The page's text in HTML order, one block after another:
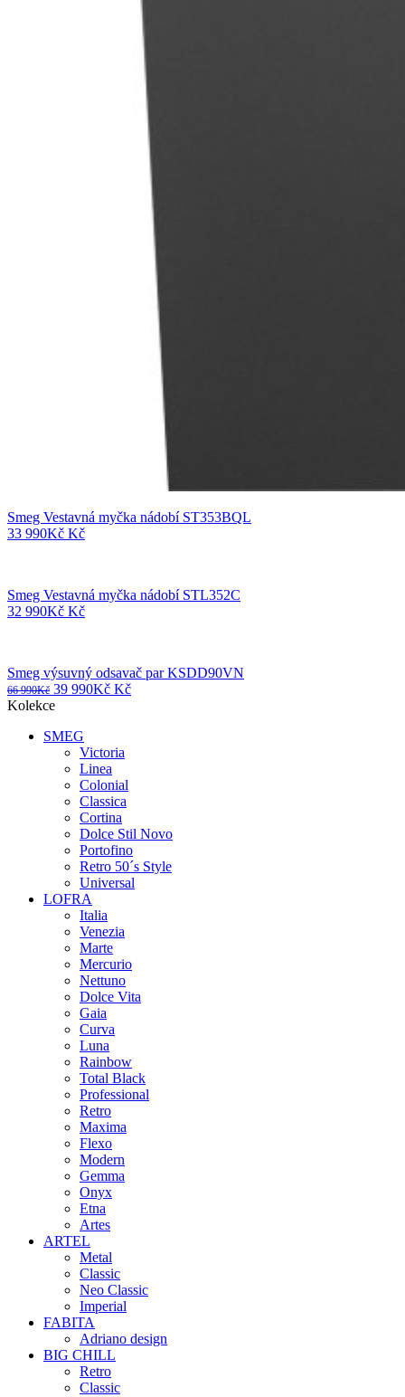
Smeg Vestavná myčka nádobí ST353BQL
33 990Kč Kč
Smeg Vestavná myčka nádobí STL352C
32 990Kč Kč
Smeg výsuvný odsavač par KSDD90VN
66 990Kč Původní
cena
66
990Kč
39 990KčAktuální
990Kč
Kč
Kolekce
SMEG
Victoria
Linea
Colonial
Classica
Cortina
Dolce Stil Novo
Portofino
Retro 50´s Style
Universal
LOFRA
Italia
Venezia
Marte
Mercurio
Nettuno
Dolce Vita
Gaia
Curva
Luna
Rainbow
Total Black
Professional
Retro
Maxima
Flexo
Modern
Gemma
Onyx
Etna
Artes
ARTEL
Metal
Classic
Neo Classic
Imperial
FABITA
Adriano design
BIG CHILL
Retro
Classic